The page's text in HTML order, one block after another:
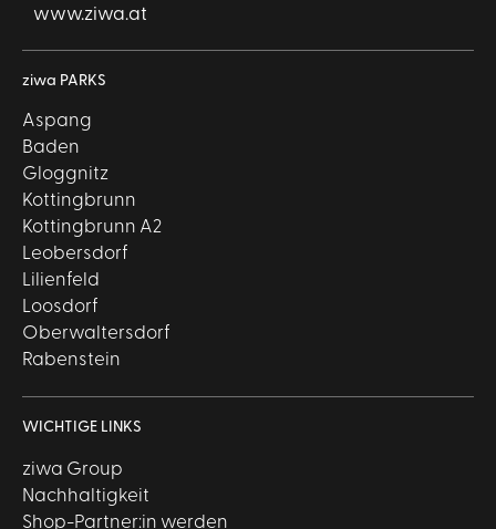
www.ziwa.at
ziwa PARKS
Aspang
Baden
Gloggnitz
Kottingbrunn
Kottingbrunn A2
Leobersdorf
Lilienfeld
Loosdorf
Oberwaltersdorf
Rabenstein
WICHTIGE LINKS
ziwa Group
Nachhaltigkeit
Shop-Partner:in werden